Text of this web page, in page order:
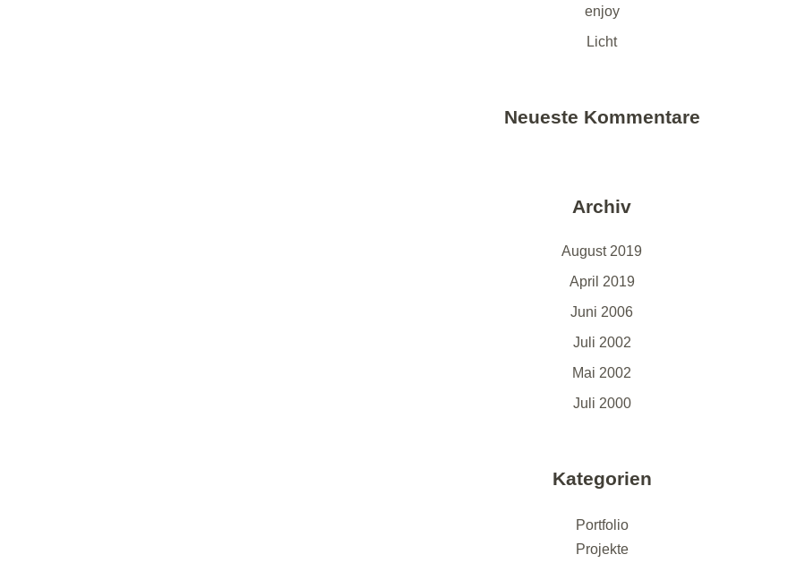
enjoy
Licht
Neueste Kommentare
Archiv
August 2019
April 2019
Juni 2006
Juli 2002
Mai 2002
Juli 2000
Kategorien
Portfolio
Projekte